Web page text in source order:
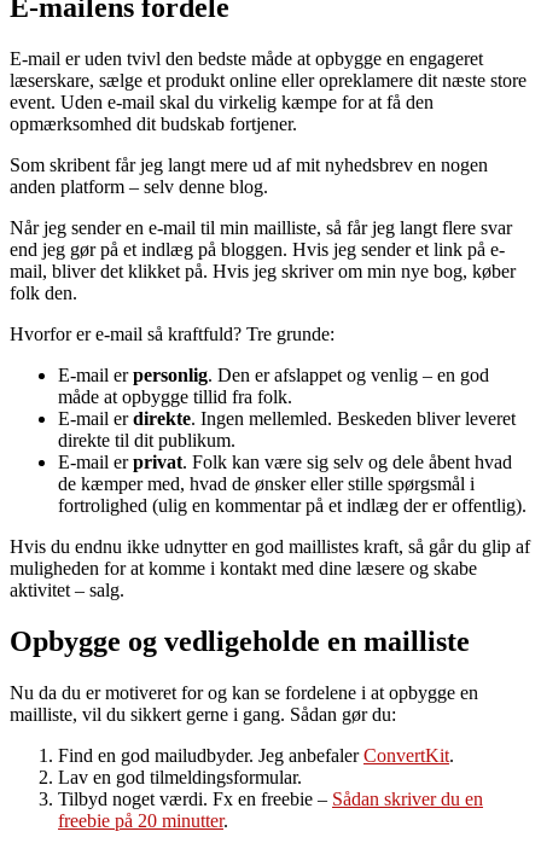
E-mailens fordele
E-mail er uden tvivl den bedste måde at opbygge en engageret
læserskare, sælge et produkt online eller opreklamere dit næste store
event. Uden e-mail skal du virkelig kæmpe for at få den
opmærksomhed dit budskab fortjener.
Som skribent får jeg langt mere ud af mit nyhedsbrev en nogen
anden platform – selv denne blog.
Når jeg sender en e-mail til min mailliste, så får jeg langt flere svar
end jeg gør på et indlæg på bloggen. Hvis jeg sender et link på e-
mail, bliver det klikket på. Hvis jeg skriver om min nye bog, køber
folk den.
Hvorfor er e-mail så kraftfuld? Tre grunde:
E-mail erpersonlig. Den er afslappet og venlig – en god
måde at opbygge tillid fra folk.
E-mail erdirekte. Ingen mellemled. Beskeden bliver leveret
direkte til dit publikum.
E-mail erprivat. Folk kan være sig selv og dele åbent hvad
de kæmper med, hvad de ønsker eller stille spørgsmål i
fortrolighed (ulig en kommentar på et indlæg der er offentlig).
Hvis du endnu ikke udnytter en god maillistes kraft, så går du glip af
muligheden for at komme i kontakt med dine læsere og skabe
aktivitet – salg.
Opbygge og vedligeholde en mailliste
Nu da du er motiveret for og kan se fordelene i at opbygge en
mailliste, vil du sikkert gerne i gang. Sådan gør du:
Find en god mailudbyder. Jeg anbefalerConvertKit.
Lav en god tilmeldingsformular.
Tilbyd noget værdi. Fx en freebie – Sådan skriver du en
freebie på 20 minutter.